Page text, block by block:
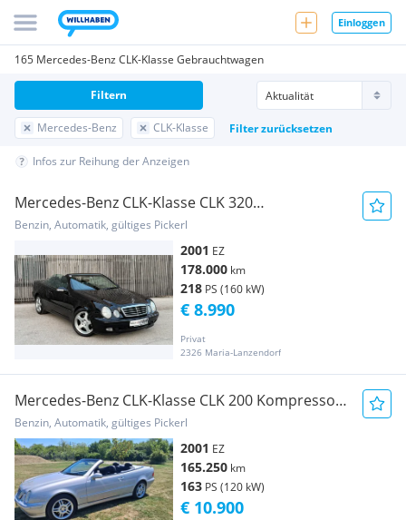
Einloggen
165 Mercedes-Benz CLK-Klasse Gebrauchtwagen
Mercedes-Benz CLK-Klasse Filter zurücksetzen
Filtern
Infos zur Reihung der Anzeigen
Mercedes-Benz CLK-Klasse CLK 320
Cabrio|EinmaligerZustand|Pickarl Neu 07-27
Benzin, Automatik, gültiges Pickerl
2001 EZ
178.000 km
218 PS (160 kW)
Privat
2326 Maria-Lanzendorf
€ 8.990
Mercedes-Benz CLK-Klasse CLK 200 Kompressor
Cabrio Elegance Aut.
Benzin, Automatik, gültiges Pickerl
2001 EZ
165.250 km
163 PS (120 kW)
€ 10.900